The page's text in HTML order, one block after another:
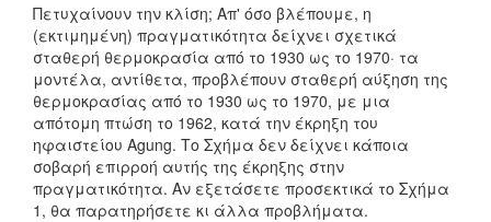
Πετυχαίνουν την κλίση; Απ' όσο βλέπουμε, η
(εκτιμημένη) πραγματικότητα δείχνει σχετικά
σταθερή θερμοκρασία από το 1930 ως το 1970· τα
μοντέλα, αντίθετα, προβλέπουν σταθερή αύξηση της
θερμοκρασίας από το 1930 ως το 1970, με μια
απότομη πτώση το 1962, κατά την έκρηξη του
ηφαιστείου Agung. Το Σχήμα δεν δείχνει κάποια
σοβαρή επιρροή αυτής της έκρηξης στην
πραγματικότητα. Αν εξετάσετε προσεκτικά το Σχήμα
1, θα παρατηρήσετε κι άλλα προβλήματα.